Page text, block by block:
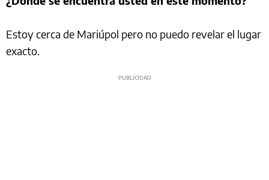
Estoy cerca de Mariúpol pero no puedo revelar el lugar
exacto.